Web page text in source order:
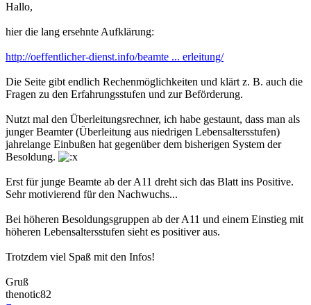
Hallo,
hier die lang ersehnte Aufklärung:
http://oeffentlicher-dienst.info/beamte ... erleitung/
Die Seite gibt endlich Rechenmöglichkeiten und klärt z. B. auch die
Fragen zu den Erfahrungsstufen und zur Beförderung.
Nutzt mal den Überleitungsrechner, ich habe gestaunt, dass man als
junger Beamter (Überleitung aus niedrigen Lebensaltersstufen)
jahrelange Einbußen hat gegenüber dem bisherigen System der
Besoldung.
Erst für junge Beamte ab der A11 dreht sich das Blatt ins Positive.
Sehr motivierend für den Nachwuchs...
Bei höheren Besoldungsgruppen ab der A11 und einem Einstieg mit
höheren Lebensaltersstufen sieht es positiver aus.
Trotzdem viel Spaß mit den Infos!
Gruß
thenotic82